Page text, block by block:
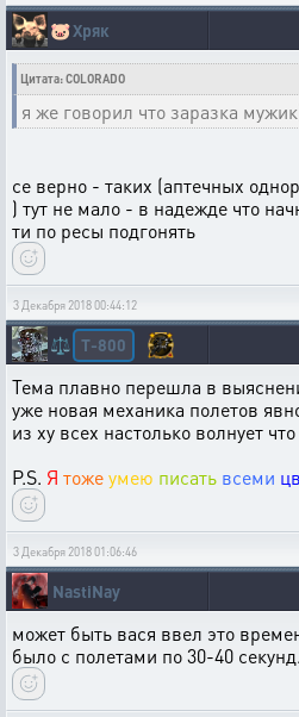
🐷Хряк
Цитата: COLORADO
я же говорил что заразка
се верно - таких (аптечных
) тут не мало - в надежде что
ти по ресы подгонять
3 Декабря 2018 00:44:12
⚖️ T-800
Тема плавно перешла в
уже новая механика полетов
из ху всех настолько волнует
P.S. Я тожеумею писать всеми
3 Декабря 2018 01:06:46
NastiNay
может быть вася ввел это
было с полетами по 30-40 секунд.